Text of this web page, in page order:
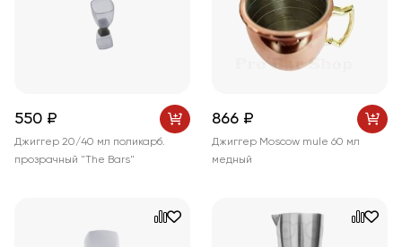
550 ₽
Джиггер 20/40 мл поликарб.
прозрачный "The Bars"
866 ₽
Джиггер Moscow mule 60 мл
медный